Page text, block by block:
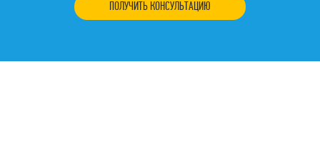
ПОЛУЧИТЬ КОНСУЛЬТАЦИЮ